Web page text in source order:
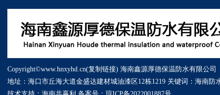
Copyright©www.hnxyhd.cn(复制链接) 海南鑫源厚德保温防水有限公司
地址：海口市丘海大道金盛达建材城油漆区12栋1219 关键词： 海南防